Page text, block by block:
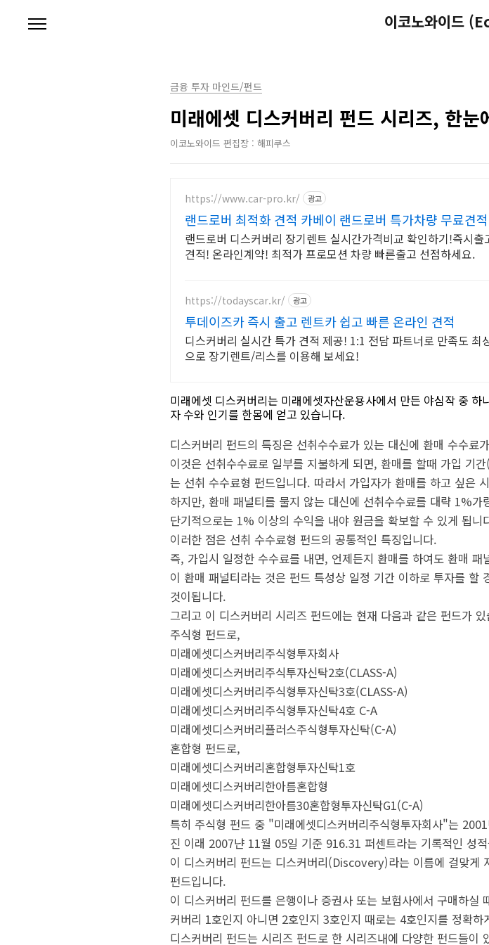
이코노와이드
금융 투자 마인드/펀드
미래에셋 디스커버리 펀드 시리즈, 한눈
이코노와이드 편집장 : 해피쿠스
https://www.car-pro.kr/ 광고
랜드로버 최적화 견적 카베이 랜드로버 특가차량 무료견적
랜드로버 디스커버리 장기렌트 실시간가격비교 확인하기!즉시
견적! 온라인계약! 최적가 프로모션 차량 빠른출고 선점하세요.
https://todayscar.kr/ 광고
투데이즈카 즉시 출고 렌트카 쉽고 빠른 온라인 견적
디스커버리 실시간 특가 견적 제공! 1:1 전담 파트너로 만족도
으로 장기렌트/리스를 이용해 보세요!
미래에셋 디스커버리는 미래에셋자산운용사에서 만든 야심작 중
자 수와 인기를 한몸에 얻고 있습니다.
디스커버리 펀드의 특징은 선취수수료가 있는 대신에 환매 수수료
이것은 선취수수료로 일부를 지불하게 되면, 환매를 할때 가입 기
는 선취 수수료형 펀드입니다. 따라서 가입자가 환매를 하고 싶은
하지만, 환매 패널티를 물지 않는 대신에 선취수수료를 대략 1%가
단기적으로는 1% 이상의 수익을 내야 원금을 확보할 수 있게 됩니
이러한 점은 선취 수수료형 펀드의 공통적인 특징입니다.
즉, 가입시 일정한 수수료를 내면, 언제든지 환매를 하여도 환매 패
이 환매 패널티라는 것은 펀드 특성상 일정 기간 이하로 투자를
것이됩니다.
그리고 이 디스커버리 시리즈 펀드에는 현재 다음과 같은 펀드가
주식형 펀드로,
미래에셋디스커버리주식형투자회사
미래에셋디스커버리주식투자신탁2호(CLASS-A)
미래에셋디스커버리주식형투자신탁3호(CLASS-A)
미래에셋디스커버리주식형투자신탁4호 C-A
미래에셋디스커버리플러스주식형투자신탁(C-A)
혼합형 펀드로,
미래에셋디스커버리혼합형투자신탁1호
미래에셋디스커버리한아름혼합형
미래에셋디스커버리한아름30혼합형투자신탁G1(C-A)
특히 주식형 펀드 중 "미래에셋디스커버리주식형투자회사"는
진 이래 2007냔 11월 05일 기준 916.31 퍼센트라는 기록적인 성
이 디스커버리 펀드는 디스커버리(Discovery)라는 이름에 걸맞게
펀드입니다.
이 디스커버리 펀드를 은행이나 증권사 또는 보험사에서 구매하
커버리 1호인지 아니면 2호인지 3호인지 때로는 4호인지를 정확하
디스커버리 펀드는 시리즈 펀드로 한 시리즈내에 다양한 펀드들